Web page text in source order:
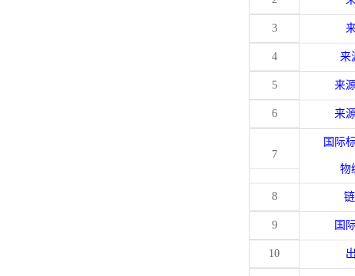
3
4 来
5 来
6 来
7
国际
物
8
9 国
10